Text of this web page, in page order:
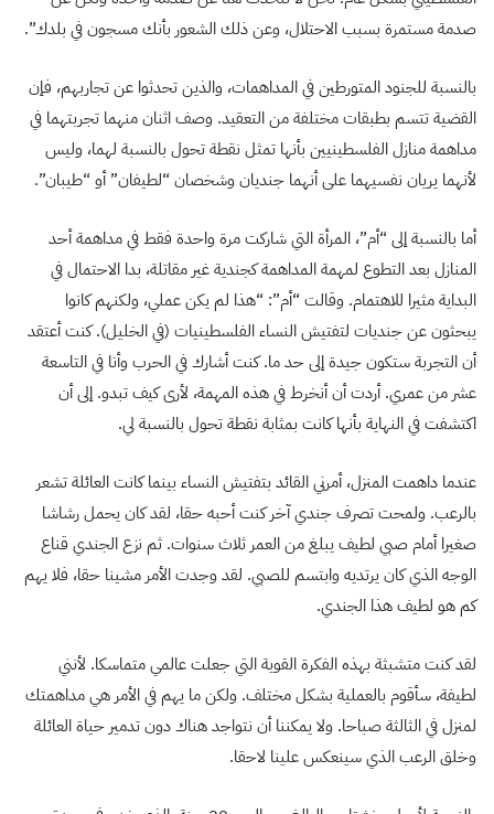
صدمة مستمرة بسبب الاحتلال، وعن ذلك الشعور بأنك مسجون في بلدك”.
بالنسبة للجنود المتورطين في المداهمات، والذين تحدثوا عن تجاربهم، فإن
القضية تتسم بطبقات مختلفة من التعقيد. وصف اثنان منهما تجربتهما في
مداهمة منازل الفلسطينيين بأنها تمثل نقطة تحول بالنسبة لهما، وليس
لأنهما يريان نفسيهما على أنهما جنديان وشخصان “لطيفان” أو “طيبان”.
أما بالنسبة إلى “أم”، المرأة التي شاركت مرة واحدة فقط في مداهمة أحد
المنازل بعد التطوع لمهمة المداهمة كجندية غير مقاتلة، بدا الاحتمال في
البداية مثيرا للاهتمام. وقالت “أم”: “هذا لم يكن عملي، ولكنهم كانوا
يبحثون عن جنديات لتفتيش النساء الفلسطينيات (في الخليل). كنت أعتقد
أن التجربة ستكون جيدة إلى حد ما. كنت أشارك في الحرب وأنا في التاسعة
عشر من عمري. أردت أن أنخرط في هذه المهمة، لأرى كيف تبدو. إلى أن
اكتشفت في النهاية بأنها كانت بمثابة نقطة تحول بالنسبة لي.
عندما داهمت المنزل، أمرني القائد بتفتيش النساء بينما كانت العائلة تشعر
بالرعب. ولمحت تصرف جندي آخر كنت أحبه حقا، لقد كان يحمل رشاشا
صغيرا أمام صبي لطيف يبلغ من العمر ثلاث سنوات. ثم نزع الجندي قناع
الوجه الذي كان يرتديه وابتسم للصبي. لقد وجدت الأمر مشينا حقا، فلا يهم
كم هو لطيف هذا الجندي.
لقد كنت متشبثة بهذه الفكرة القوية التي جعلت عالمي متماسكا. لأنني
لطيفة، سأقوم بالعملية بشكل مختلف. ولكن ما يهم في الأمر هي مداهمتك
لمنزل في الثالثة صباحا. ولا يمكننا أن نتواجد هناك دون تدمير حياة العائلة
وخلق الرعب الذي سينعكس علينا لاحقا.